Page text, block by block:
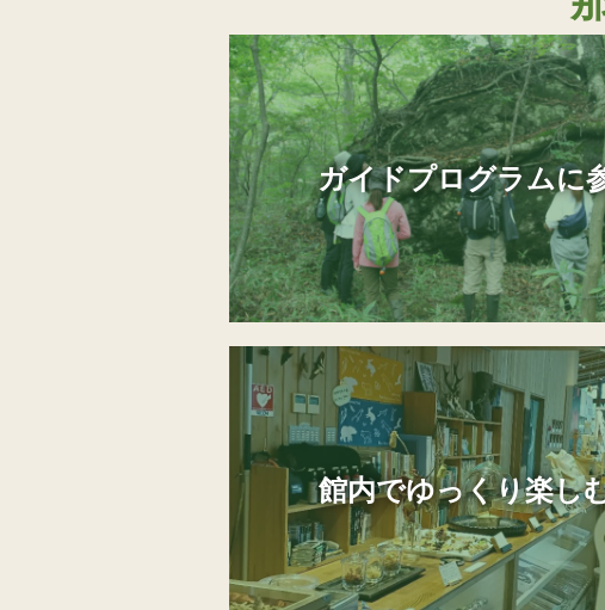
ガイドプログラムに
館内でゆっくり楽し